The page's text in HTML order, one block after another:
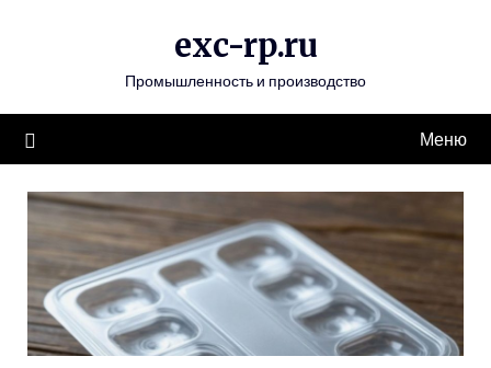
exc-rp.ru
Промышленность и производство
Меню